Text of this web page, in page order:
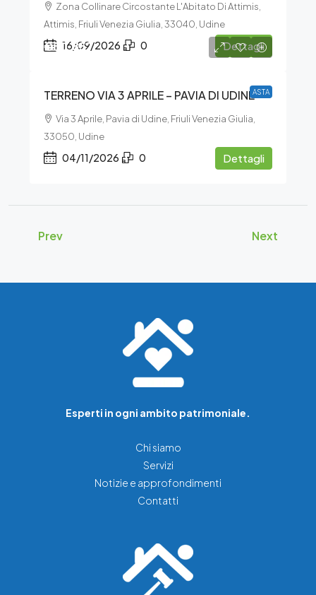
Zona Collinare Circostante L'Abitato Di Attimis,
Attimis, Friuli Venezia Giulia, 33040, Udine
16/09/2026 0 Dettagli
ASTA
€50.857
TERRENO VIA 3 APRILE – PAVIA DI UDINE
Via 3 Aprile, Pavia di Udine, Friuli Venezia Giulia,
33050, Udine
04/11/2026 0 Dettagli
Prev Next
Esperti in ogni ambito patrimoniale.
Chi siamo
Servizi
Notizie e approfondimenti
Contatti